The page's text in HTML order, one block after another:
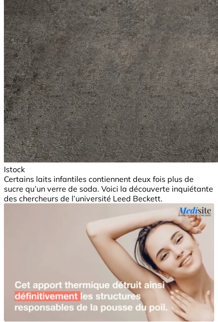
Istock
Certains laits infantiles contiennent deux fois plus de
sucre qu’un verre de soda. Voici la découverte inquiétante
des chercheurs de l’université Leed Beckett.